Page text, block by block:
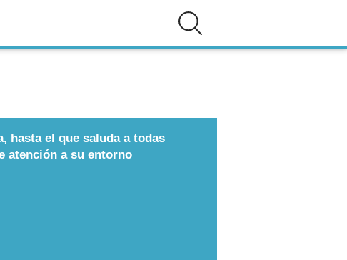
hasta el que saluda a todas
atención a su entorno